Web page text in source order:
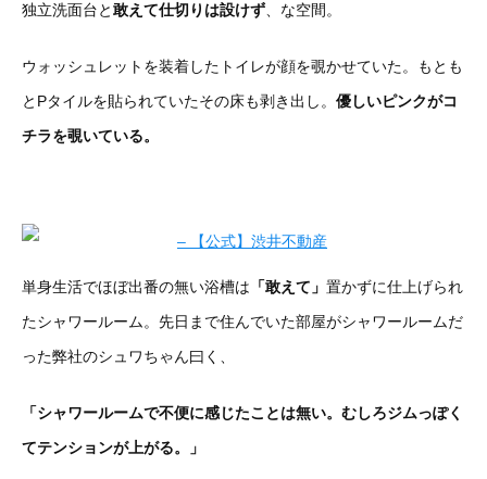
独立洗面台と敢えて仕切りは設けず 、な空間。
ウォッシュレットを装着したトイレが顔を覗かせていた。もとも
とPタイルを貼られていたその床も剥き出し。 優しいピンクがコ
チラを覗いている。
単身生活でほぼ出番の無い浴槽は 「敢えて」 置かずに仕上げられ
たシャワールーム。先日まで住んでいた部屋がシャワールームだ
った弊社のシュワちゃん曰く、
「シャワールームで不便に感じたことは無い。むしろジムっぽく
てテンションが上がる。」